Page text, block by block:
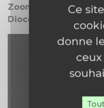
Zoom, en présence
Diocésaine :
Ce
donne